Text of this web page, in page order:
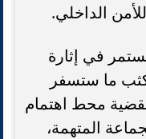
الداخلي.
في إثارة
كثب ما ستسفر
محط اهتمام
المتهمة،